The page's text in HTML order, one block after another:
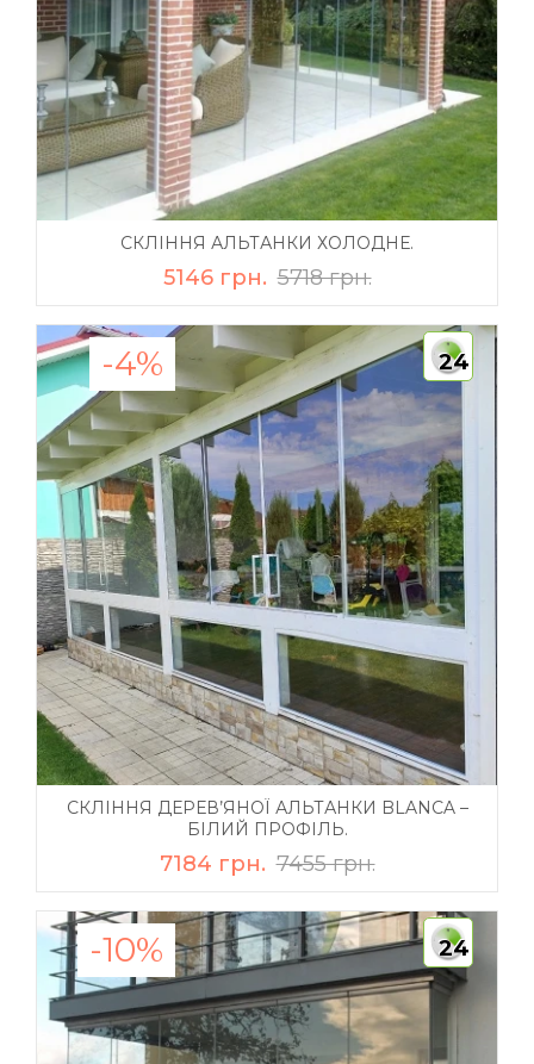
СКЛІННЯ АЛЬТАНКИ ХОЛОДНЕ.
5146 грн. 5718 грн.
-4% 24
СКЛІННЯ ДЕРЕВ’ЯНОЇ АЛЬТАНКИ BLANCA –
БІЛИЙ ПРОФІЛЬ.
7184 грн. 7455 грн.
-10% 24